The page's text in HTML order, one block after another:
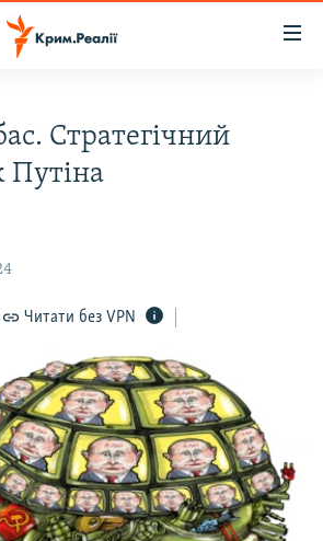
Стратегічний
Путіна
Читати без VPN